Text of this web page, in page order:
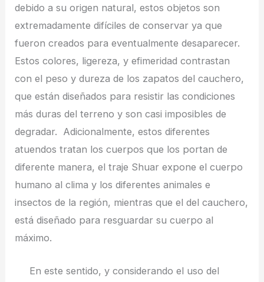
debido a su origen natural, estos objetos son
extremadamente difíciles de conservar ya que
fueron creados para eventualmente desaparecer.
Estos colores, ligereza, y efimeridad contrastan
con el peso y dureza de los zapatos del cauchero,
que están diseñados para resistir las condiciones
más duras del terreno y son casi imposibles de
degradar. Adicionalmente, estos diferentes
atuendos tratan los cuerpos que los portan de
diferente manera, el traje Shuar expone el cuerpo
humano al clima y los diferentes animales e
insectos de la región, mientras que el del cauchero,
está diseñado para resguardar su cuerpo al
máximo.
En este sentido, y considerando el uso del